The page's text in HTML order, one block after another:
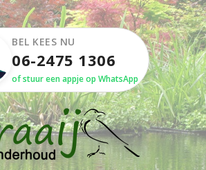
BEL KEES NU
06-2475 1306
of stuur een appje op WhatsApp